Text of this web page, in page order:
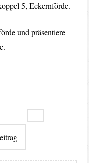
5, Eckernförde.
und präsentiere